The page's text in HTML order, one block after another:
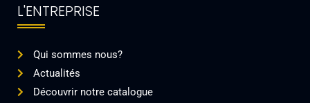
L'ENTREPRISE
Qui sommes nous?
Actualités
Découvrir notre catalogue